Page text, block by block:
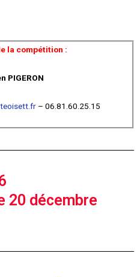
la compétition :
PIGERON
– 06.81.60.25.15
20 décembre